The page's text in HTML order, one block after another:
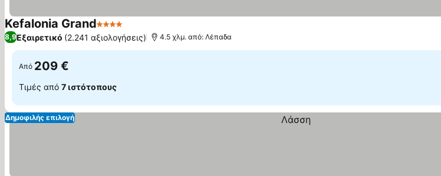
Kefalonia Grand4 ΑστέριαΕμφάνιση τιμών
8,9Εξαιρετικό (2.241 αξιολογήσεις) 4.5 χλμ. από: Λέπαδα
Από 209 €
Τιμές από 7 ιστότοπους
Δημοφιλής επιλογή